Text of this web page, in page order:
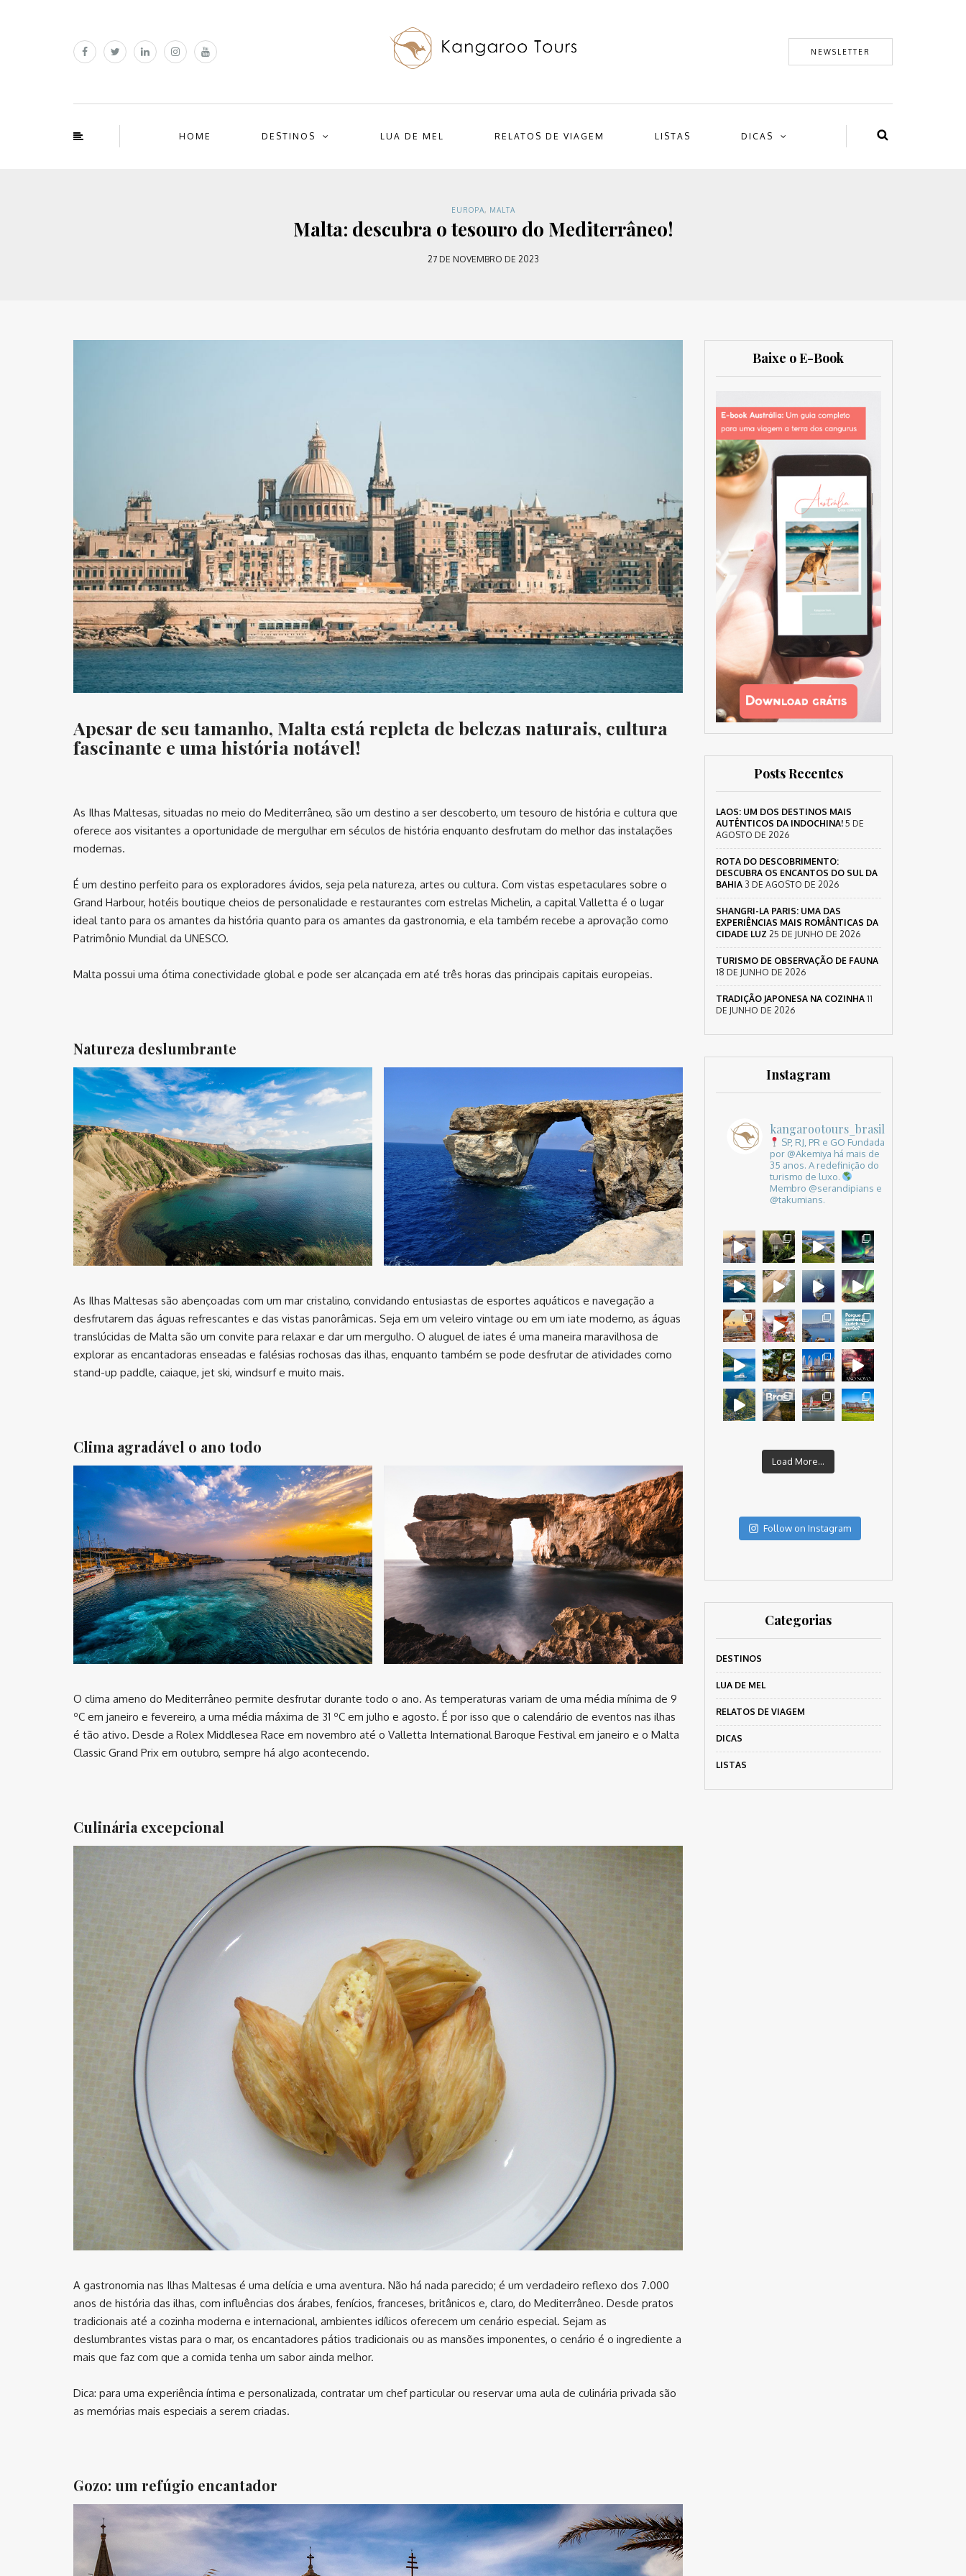
NEWSLETTER
HOME DESTINOS LUA DE MEL RELATOS DE VIAGEM LISTAS DICAS
EUROPA, MALTA
Malta: descubra o tesouro do Mediterrâneo!
27 DE NOVEMBRO DE 2023
Apesar de seu tamanho, Malta está repleta de belezas naturais, cultura
fascinante e uma história notável!
As Ilhas Maltesas, situadas no meio do Mediterrâneo, são um destino a ser descoberto, um tesouro de história e cultura que
oferece aos visitantes a oportunidade de mergulhar em séculos de história enquanto desfrutam do melhor das instalações
modernas.
É um destino perfeito para os exploradores ávidos, seja pela natureza, artes ou cultura. Com vistas espetaculares sobre o
Grand Harbour, hotéis boutique cheios de personalidade e restaurantes com estrelas Michelin, a capital Valletta é o lugar
ideal tanto para os amantes da história quanto para os amantes da gastronomia, e ela também recebe a aprovação como
Patrimônio Mundial da UNESCO.
Malta possui uma ótima conectividade global e pode ser alcançada em até três horas das principais capitais europeias.
Natureza deslumbrante
As Ilhas Maltesas são abençoadas com um mar cristalino, convidando entusiastas de esportes aquáticos e navegação a
desfrutarem das águas refrescantes e das vistas panorâmicas. Seja em um veleiro vintage ou em um iate moderno, as águas
translúcidas de Malta são um convite para relaxar e dar um mergulho. O aluguel de iates é uma maneira maravilhosa de
explorar as encantadoras enseadas e falésias rochosas das ilhas, enquanto também se pode desfrutar de atividades como
stand-up paddle, caiaque, jet ski, windsurf e muito mais.
Clima agradável o ano todo
O clima ameno do Mediterrâneo permite desfrutar durante todo o ano. As temperaturas variam de uma média mínima de 9
ºC em janeiro e fevereiro, a uma média máxima de 31 ºC em julho e agosto. É por isso que o calendário de eventos nas ilhas
é tão ativo. Desde a Rolex Middlesea Race em novembro até o Valletta International Baroque Festival em janeiro e o Malta
Classic Grand Prix em outubro, sempre há algo acontecendo.
Culinária excepcional
A gastronomia nas Ilhas Maltesas é uma delícia e uma aventura. Não há nada parecido; é um verdadeiro reflexo dos 7.000
anos de história das ilhas, com influências dos árabes, fenícios, franceses, britânicos e, claro, do Mediterrâneo. Desde pratos
tradicionais até a cozinha moderna e internacional, ambientes idílicos oferecem um cenário especial. Sejam as
deslumbrantes vistas para o mar, os encantadores pátios tradicionais ou as mansões imponentes, o cenário é o ingrediente a
mais que faz com que a comida tenha um sabor ainda melhor.
Dica: para uma experiência íntima e personalizada, contratar um chef particular ou reservar uma aula de culinária privada são
as memórias mais especiais a serem criadas.
Gozo: um refúgio encantador
Baixe o E-Book
Posts Recentes
LAOS: UM DOS DESTINOS MAIS
AUTÊNTICOS DA INDOCHINA! 5 DE
AGOSTO DE 2026
ROTA DO DESCOBRIMENTO:
DESCUBRA OS ENCANTOS DO SUL DA
BAHIA 3 DE AGOSTO DE 2026
SHANGRI-LA PARIS: UMA DAS
EXPERIÊNCIAS MAIS ROMÂNTICAS DA
CIDADE LUZ 25 DE JUNHO DE 2026
TURISMO DE OBSERVAÇÃO DE FAUNA
18 DE JUNHO DE 2026
TRADIÇÃO JAPONESA NA COZINHA 11
DE JUNHO DE 2026
Instagram
kangarootours_brasil
SP, RJ, PR e GO Fundada
por @Akemiya há mais de
35 anos. A redefinição do
turismo de luxo.
Membro @serandipians e
@takumians.
Load More...
Follow on Instagram
Categorias
DESTINOS
LUA DE MEL
RELATOS DE VIAGEM
DICAS
LISTAS